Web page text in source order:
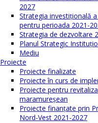
2027
Strategia investiţională
pentru perioada 2021-
Strategia de dezvoltare
Planul Strategic
Mediu
Proiecte
Proiecte finalizate
Proiecte în curs de
Proiecte pentru
maramureşean
Proiecte finanțate prin
Nord-Vest 2021-2027